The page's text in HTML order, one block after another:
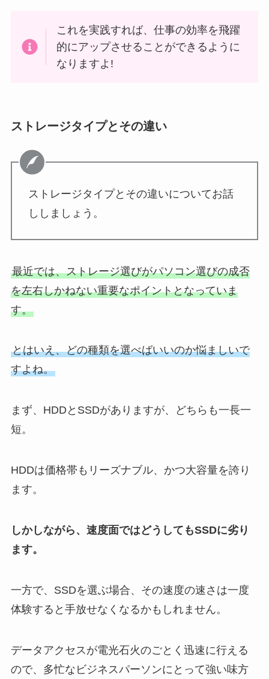
これを実践すれば、仕事の効率を飛躍
的にアップさせることができるように
なりますよ!
ストレージタイプとその違い
ストレージタイプとその違いについてお話
ししましょう。
最近では、ストレージ選びがパソコン選びの成否
を左右しかねない重要なポイントとなっていま
す。
とはいえ、どの種類を選べばいいのか悩ましいで
すよね。
まず、HDDとSSDがありますが、どちらも一長一
短。
HDDは価格帯もリーズナブル、かつ大容量を誇り
ます。
しかしながら、速度面ではどうしてもSSDに劣り
ます。
一方で、SSDを選ぶ場合、その速度の速さは一度
体験すると手放せなくなるかもしれません。
データアクセスが電光石火のごとく迅速に行える
ので、多忙なビジネスパーソンにとって強い味方